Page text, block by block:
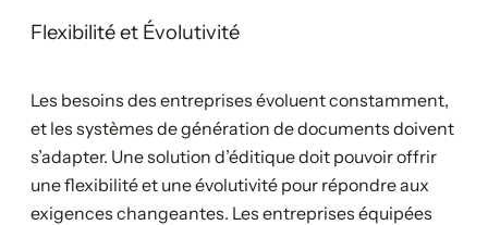
Flexibilité et Évolutivité
Les besoins des entreprises évoluent constamment,
et les systèmes de génération de documents doivent
s’adapter. Une solution d’éditique doit pouvoir offrir
une flexibilité et une évolutivité pour répondre aux
exigences changeantes. Les entreprises équipées